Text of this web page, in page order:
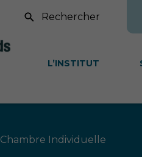
Recherche sur le site
L’INSTITUT
Chambre Individuelle